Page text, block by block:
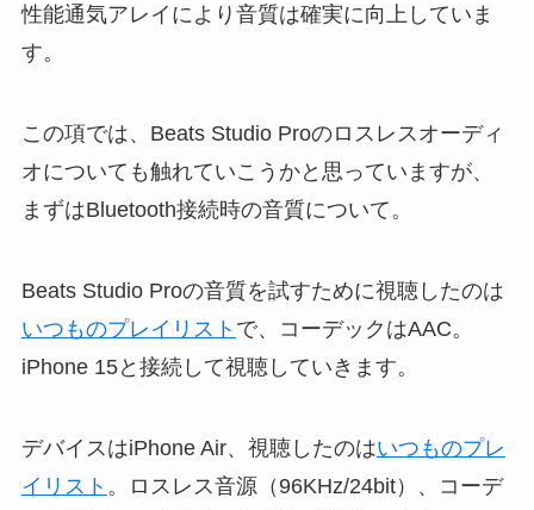
性能通気アレイにより音質は確実に向上していま
す。
この項では、Beats Studio Proのロスレスオーディ
オについても触れていこうかと思っていますが、
まずはBluetooth接続時の音質について。
Beats Studio Proの音質を試すために視聴したのは
いつものプレイリスト で、コーデックはAAC。
iPhone 15と接続して視聴していきます。
デバイスはiPhone Air、視聴したのはいつものプレ
イリスト 。ロスレス音源（96KHz/24bit）、コーデ